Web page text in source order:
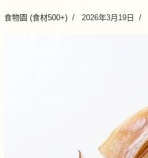
食物園 (食材500+) 2026年3月19日